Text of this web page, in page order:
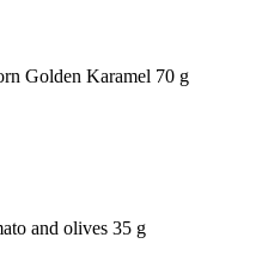
Golden Karamel 70 g
and olives 35 g